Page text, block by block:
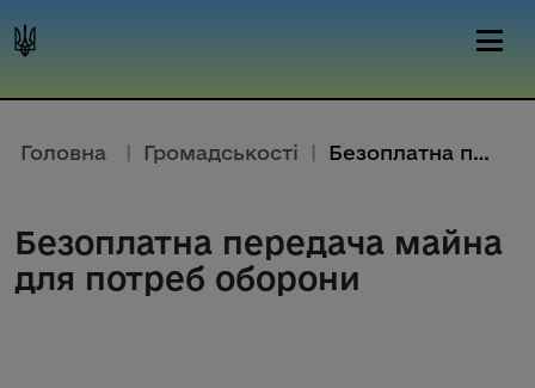
Головна | Громадськості | Безоплатна передача майна для потреб оборони
Безоплатна передача майна
для потреб оборони